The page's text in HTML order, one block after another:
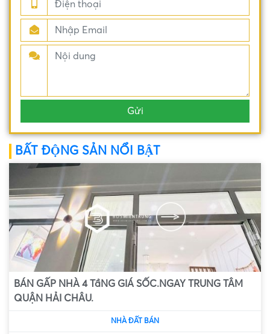
BẤT ĐỘNG SẢN NỔI BẬT
BÁN GẤP NHÀ 4 TầNG GIÁ SỐC.NGAY TRUNG TÂM
QUẬN HẢI CHÂU.
NHÀ ĐẤT BÁN